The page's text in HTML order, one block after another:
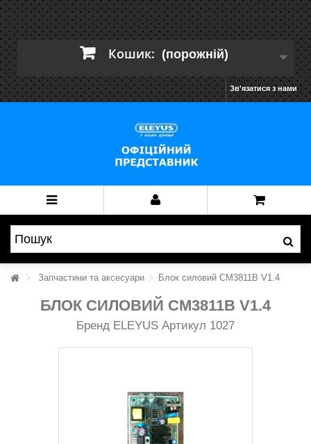
Кошик: (порожній)
Зв'язатися з нами
Запчастини та аксесуари Блок силовий CM3811B V1.4
БЛОК СИЛОВИЙ CM3811B V1.4
Бренд ELEYUS Артикул 1027